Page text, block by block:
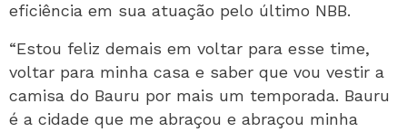
eficiência em sua atuação pelo último NBB.
“Estou feliz demais em voltar para esse time,
voltar para minha casa e saber que vou vestir a
camisa do Bauru por mais um temporada. Bauru
é a cidade que me abraçou e abraçou minha